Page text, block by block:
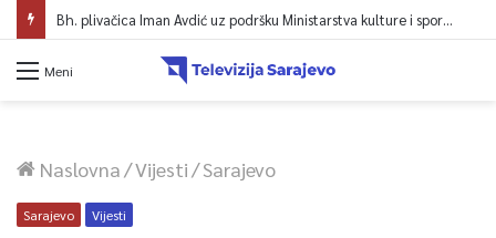
Bh. plivačica Iman Avdić uz podršku Ministarstva kulture i sporta KS kreće na Evropsko prvenstvo i Mediteranske igre
Meni
Naslovna/Vijesti/Sarajevo
Sarajevo Vijesti